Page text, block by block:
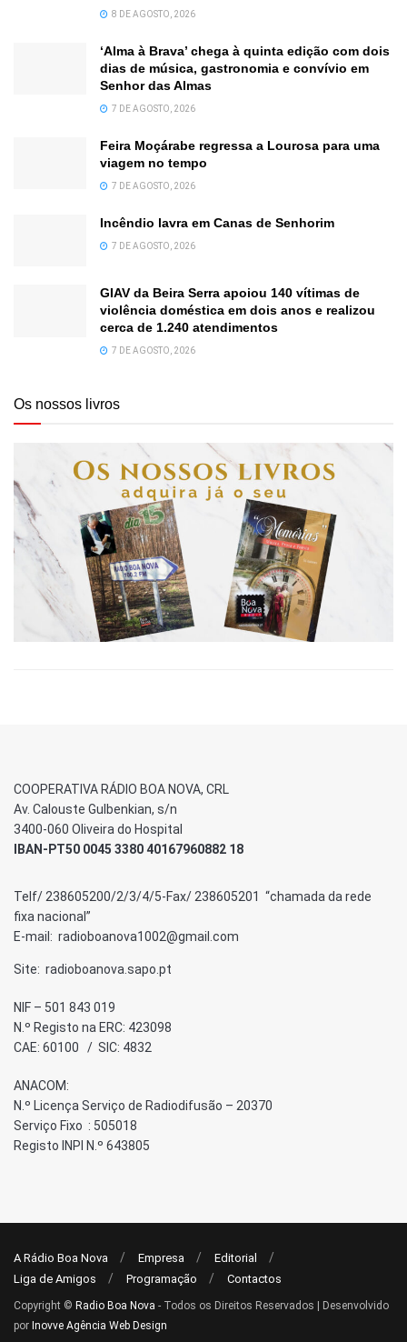
8 DE AGOSTO, 2026
‘Alma à Brava’ chega à quinta edição com dois
dias de música, gastronomia e convívio em
Senhor das Almas
7 DE AGOSTO, 2026
Feira Moçárabe regressa a Lourosa para uma
viagem no tempo
7 DE AGOSTO, 2026
Incêndio lavra em Canas de Senhorim
7 DE AGOSTO, 2026
GIAV da Beira Serra apoiou 140 vítimas de
violência doméstica em dois anos e realizou
cerca de 1.240 atendimentos
7 DE AGOSTO, 2026
Os nossos livros
COOPERATIVA RÁDIO BOA NOVA, CRL
Av. Calouste Gulbenkian, s/n
3400-060 Oliveira do Hospital
IBAN-PT50 0045 3380 40167960882 18
Telf/ 238605200/2/3/4/5-Fax/ 238605201 “chamada da rede
fixa nacional”
E-mail: radioboanova1002@gmail.com
Site: radioboanova.sapo.pt
NIF – 501 843 019
N.º Registo na ERC: 423098
CAE: 60100 / SIC: 4832
ANACOM:
N.º Licença Serviço de Radiodifusão – 20370
Serviço Fixo : 505018
Registo INPI N.º 643805
A Rádio Boa Nova Empresa
Editorial
Liga de Amigos
Programação Contactos
Copyright © Radio Boa Nova - Todos os Direitos Reservados | Desenvolvido
por Inovve Agência Web Design